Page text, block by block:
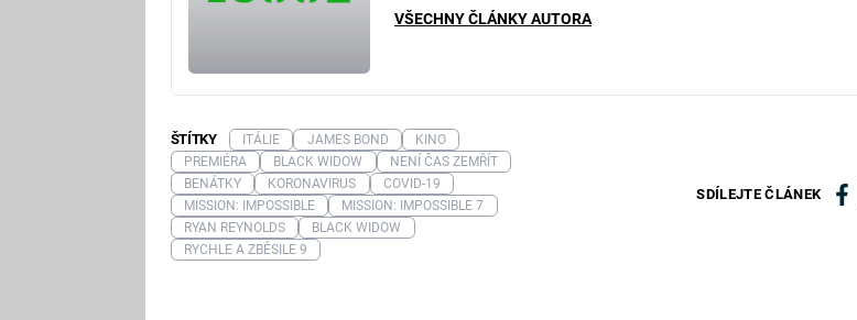
VŠECHNY ČLÁNKY AUTORA
SDÍLEJTE ČLÁNEK
ŠTÍTKY ITÁLIE JAMES BOND
KINO
PREMIÉRA
BLACK WIDOW
NENÍ ČAS ZEMŘÍT
BENÁTKY
KORONAVIRUS
COVID-19
MISSION: IMPOSSIBLE
MISSION: IMPOSSIBLE 7
RYAN REYNOLDS
BLACK WIDOW
RYCHLE A ZBĚSILE 9